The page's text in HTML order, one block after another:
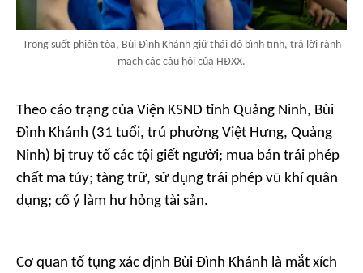
Trong suốt phiên tòa, Bùi Đình Khánh giữ thái độ bình tĩnh, trả lời rành
mạch các câu hỏi của HĐXX.
Theo cáo trạng của Viện KSND tỉnh Quảng Ninh, Bùi
Đình Khánh (31 tuổi, trú phường Việt Hưng, Quảng
Ninh) bị truy tố các tội giết người; mua bán trái phép
chất ma túy; tàng trữ, sử dụng trái phép vũ khí quân
dụng; cố ý làm hư hỏng tài sản.
Cơ quan tố tụng xác định Bùi Đình Khánh là mắt xích